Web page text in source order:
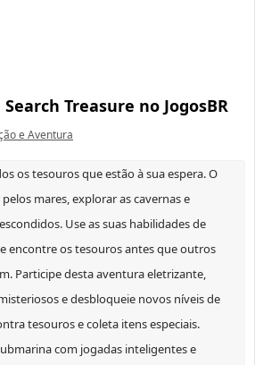
Treasure no JogosBR
e Aventura
os tesouros que estão à sua espera. O
mares, explorar as cavernas e
Use as suas habilidades de
encontre os tesouros antes que outros
Participe desta aventura eletrizante,
e desbloqueie novos níveis de
tesouros e coleta itens especiais.
com jogadas inteligentes e